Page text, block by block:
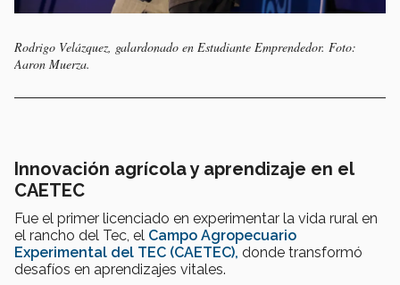
Rodrigo Velázquez, galardonado en Estudiante Emprendedor. Foto:
Aaron Muerza.
Innovación agrícola y aprendizaje en el
CAETEC
Fue el primer licenciado en experimentar la vida rural en
el rancho del Tec, el Campo Agropecuario
Experimental del TEC (CAETEC), donde transformó
desafíos en aprendizajes vitales.